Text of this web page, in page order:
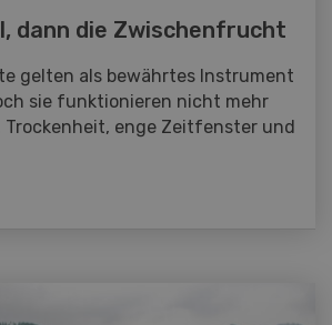
dann die Zwischenfrucht
gelten als bewährtes Instrument
sie funktionieren nicht mehr
Trockenheit, enge Zeitfenster und